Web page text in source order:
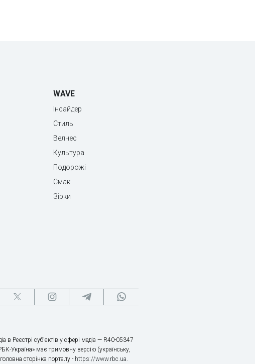
WAVE
Інсайдер
Стиль
Велнес
Культура
Подорожі
Смак
Зірки
в Реєстрі суб’єктів у сфері медіа — R40-05347
Україна» має тримовну версію (українську,
сторінка порталу - https://www.rbc.ua.